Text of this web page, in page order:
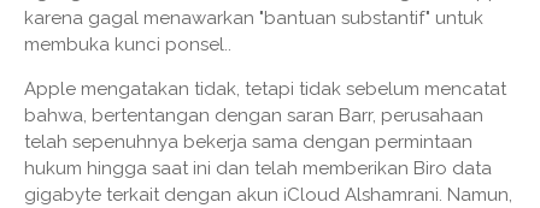
karena gagal menawarkan "bantuan substantif" untuk
membuka kunci ponsel..
Apple mengatakan tidak, tetapi tidak sebelum mencatat
bahwa, bertentangan dengan saran Barr, perusahaan
telah sepenuhnya bekerja sama dengan permintaan
hukum hingga saat ini dan telah memberikan Biro data
gigabyte terkait dengan akun iCloud Alshamrani. Namun,